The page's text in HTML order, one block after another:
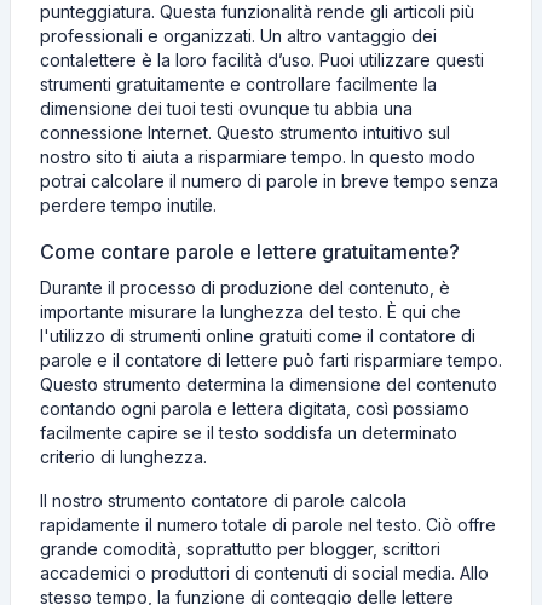
punteggiatura. Questa funzionalità rende gli articoli più
professionali e organizzati. Un altro vantaggio dei
contalettere è la loro facilità d’uso. Puoi utilizzare questi
strumenti gratuitamente e controllare facilmente la
dimensione dei tuoi testi ovunque tu abbia una
connessione Internet. Questo strumento intuitivo sul
nostro sito ti aiuta a risparmiare tempo. In questo modo
potrai calcolare il numero di parole in breve tempo senza
perdere tempo inutile.
Come contare parole e lettere gratuitamente?
Durante il processo di produzione del contenuto, è
importante misurare la lunghezza del testo. È qui che
l'utilizzo di strumenti online gratuiti come il contatore di
parole e il contatore di lettere può farti risparmiare tempo.
Questo strumento determina la dimensione del contenuto
contando ogni parola e lettera digitata, così possiamo
facilmente capire se il testo soddisfa un determinato
criterio di lunghezza.
Il nostro strumento contatore di parole calcola
rapidamente il numero totale di parole nel testo. Ciò offre
grande comodità, soprattutto per blogger, scrittori
accademici o produttori di contenuti di social media. Allo
stesso tempo, la funzione di conteggio delle lettere